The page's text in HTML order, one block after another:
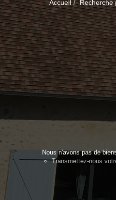
Accueil Recherche
Nous n'avons pas de
Transmettez-nous